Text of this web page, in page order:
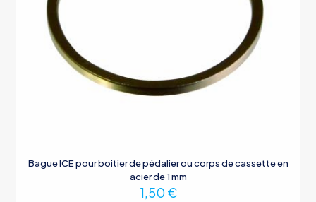
Bague ICE pour boitier de pédalier ou corps de cassette en
acier de 1 mm
1,50 €